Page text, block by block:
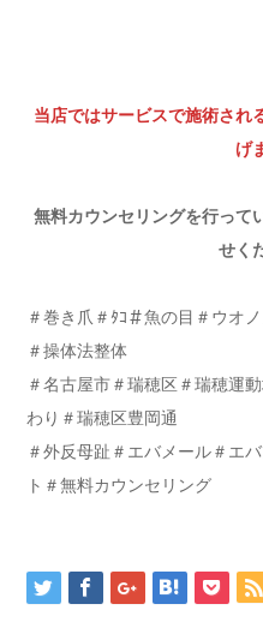
当店ではサービスで施術され
げ
無料カウンセリングを行って
せく
＃巻き爪＃ﾀｺ＃魚の目＃ウオ
＃操体法整体
＃名古屋市＃瑞穂区＃瑞穂運
わり＃瑞穂区豊岡通
＃外反母趾＃エバメール＃エ
ト＃無料カウンセリング